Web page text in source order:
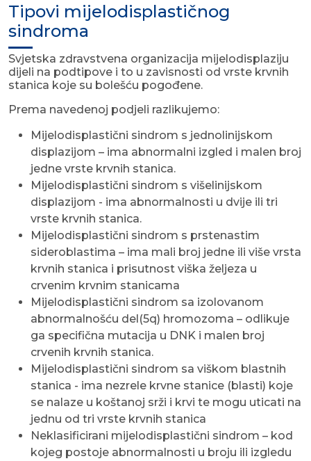
Tipovi mijelodisplastičnog
sindroma
Svjetska zdravstvena organizacija mijelodisplaziju
dijeli na podtipove i to u zavisnosti od vrste krvnih
stanica koje su bolešću pogođene.
Prema navedenoj podjeli razlikujemo:
Mijelodisplastični sindrom s jednolinijskom
displazijom – ima abnormalni izgled i malen broj
jedne vrste krvnih stanica.
Mijelodisplastični sindrom s višelinijskom
displazijom - ima abnormalnosti u dvije ili tri
vrste krvnih stanica.
Mijelodisplastični sindrom s prstenastim
sideroblastima – ima mali broj jedne ili više vrsta
krvnih stanica i prisutnost viška željeza u
crvenim krvnim stanicama
Mijelodisplastični sindrom sa izolovanom
abnormalnošću del(5q) hromozoma – odlikuje
ga specifična mutacija u DNK i malen broj
crvenih krvnih stanica.
Mijelodisplastični sindrom sa viškom blastnih
stanica - ima nezrele krvne stanice (blasti) koje
se nalaze u koštanoj srži i krvi te mogu uticati na
jednu od tri vrste krvnih stanica
Neklasificirani mijelodisplastični sindrom – kod
kojeg postoje abnormalnosti u broju ili izgledu